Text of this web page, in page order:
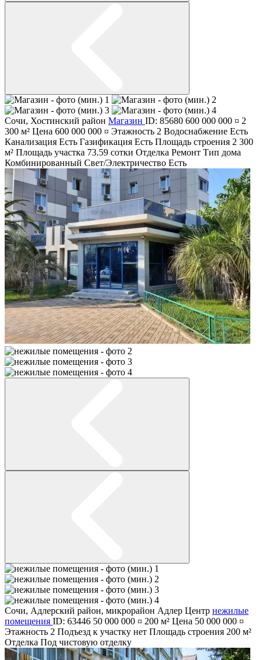
Сочи, Хостинский район Магазин ID: 85680 600 000 000 ¤ 2
300 м² Цена 600 000 000 ¤ Этажность 2 Водоснабжение Есть
Канализация Есть Газификация Есть Площадь строения 2 300
м² Площадь участка 73.59 сотки Отделка Ремонт Тип дома
Комбинированный Свет/Электричество Есть
Сочи, Адлерский район, микрорайон Адлер Центр нежилые
помещения ID: 63446 50 000 000 ¤ 200 м² Цена 50 000 000 ¤
Этажность 2 Подъезд к участку нет Площадь строения 200 м²
Отделка Под чистовую отделку